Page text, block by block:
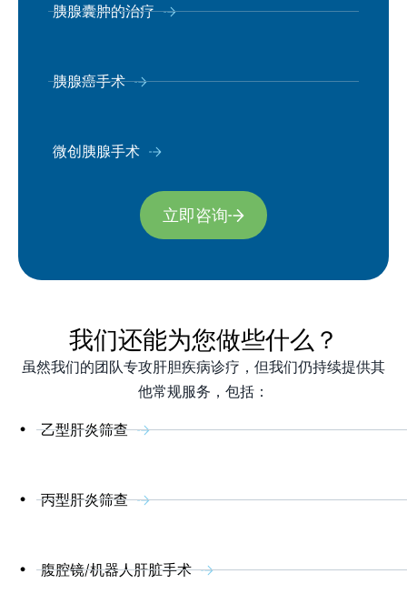
胰腺囊肿的治疗
胰腺癌手术
微创胰腺手术
立即咨询
我们还能为您做些什么？
虽然我们的团队专攻肝胆疾病诊疗，但我们仍持续提供其
他常规服务，包括：
乙型肝炎筛查
丙型肝炎筛查
腹腔镜/机器人肝脏手术